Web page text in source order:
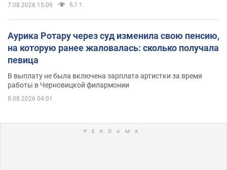
7.08.2026 15:09 6,1 т.
Аурика Ротару через суд изменила свою пенсию,
на которую ранее жаловалась: сколько получала
певица
В выплату не была включена зарплата артистки за время
работы в Черновицкой филармонии
8.08.2026 04:01